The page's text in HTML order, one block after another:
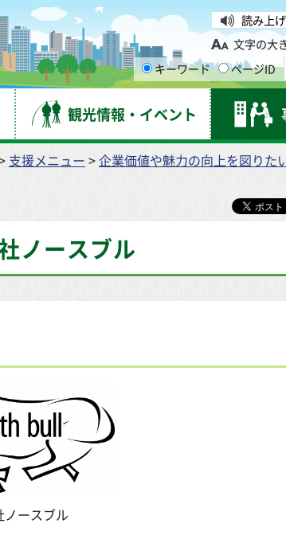
読み上げ
文字の大
キーワード
ページID
観光情報・イベント
支援メニュー >企業価値や魅力の向上を図りた
ノースブル
ースブル